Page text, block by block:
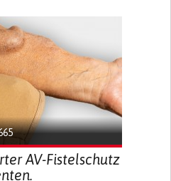
AV-Fistelschutz